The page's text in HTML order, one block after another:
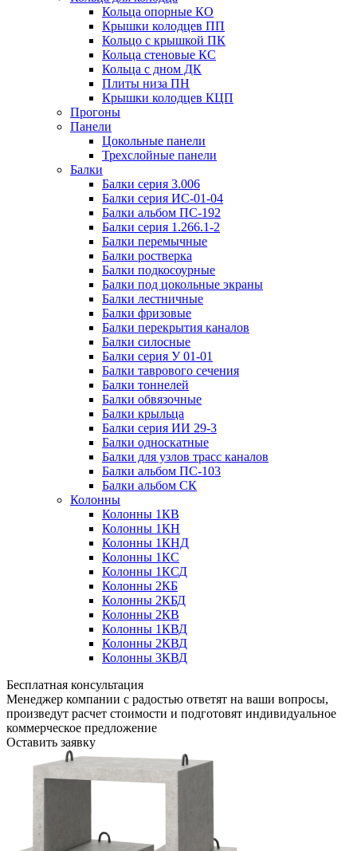
Кольца опорные КО
Крышки колодцев ПП
Кольцо с крышкой ПК
Кольца стеновые КС
Кольца с дном ДК
Плиты низа ПН
Крышки колодцев КЦП
Прогоны
Панели
Цокольные панели
Трехслойные панели
Балки
Балки серия 3.006
Балки серия ИС-01-04
Балки альбом ПС-192
Балки серия 1.266.1-2
Балки перемычные
Балки ростверка
Балки подкосоурные
Балки под цокольные экраны
Балки лестничные
Балки фризовые
Балки перекрытия каналов
Балки силосные
Балки серия У 01-01
Балки таврового сечения
Балки тоннелей
Балки обвязочные
Балки крыльца
Балки серия ИИ 29-3
Балки односкатные
Балки для узлов трасс каналов
Балки альбом ПС-103
Балки альбом СК
Колонны
Колонны 1КВ
Колонны 1КН
Колонны 1КНД
Колонны 1КС
Колонны 1КСД
Колонны 2КБ
Колонны 2КБД
Колонны 2КВ
Колонны 1КВД
Колонны 2КВД
Колонны 3КВД
Бесплатная консультация
Менеджер компании с радостью ответят на ваши вопросы,
произведут расчет стоимости и подготовят индивидуальное
коммерческое предложение
Оставить заявку